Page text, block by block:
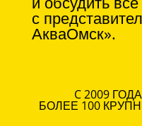
с
АкваОмск».
C 2009
БОЛЕЕ 100